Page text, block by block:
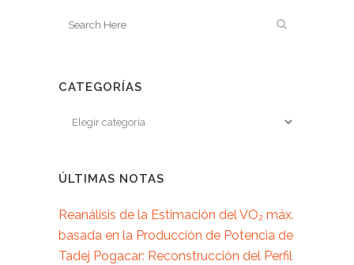
CATEGORÍAS
ÚLTIMAS NOTAS
Reanálisis de la Estimación del VO₂ máx.
basada en la Producción de Potencia de
Tadej Pogacar: Reconstrucción del Perfil